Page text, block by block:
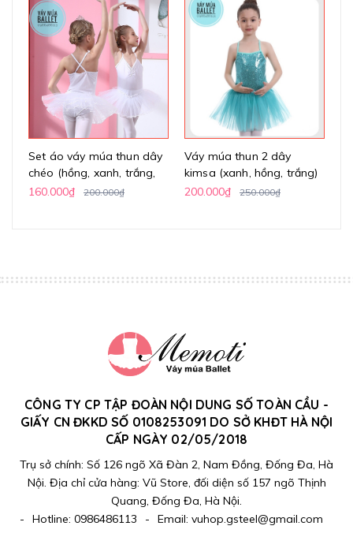
Set áo váy múa thun dây
chéo (hồng, xanh, trắng,
vàng)
160.000₫ 200.000₫
Váy múa thun 2 dây
kimsa (xanh, hồng, trắng)
200.000₫
250.000₫
CÔNG TY CP TẬP ĐOÀN NỘI DUNG SỐ TOÀN CẦU -
GIẤY CN ĐKKD SỐ 0108253091 DO SỞ KHĐT HÀ NỘI
CẤP NGÀY 02/05/2018
Trụ sở chính: Số 126 ngõ Xã Đàn 2, Nam Đồng, Đống Đa, Hà
Nội. Địa chỉ cửa hàng: Vũ Store, đối diện số 157 ngõ Thịnh
Quang, Đống Đa, Hà Nội.
-
Hotline: 0986486113 - Email: vuhop.gsteel@gmail.com